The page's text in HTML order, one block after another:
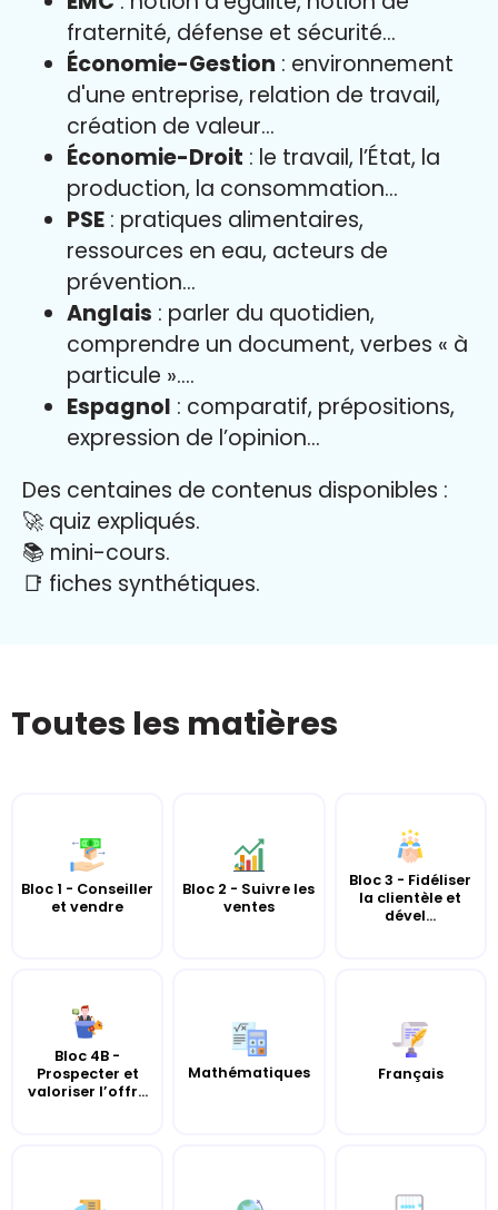
fraternité, défense et sécurité…
Économie-Gestion : environnement
d'une entreprise, relation de travail,
création de valeur…
Économie-Droit : le travail, l’État, la
production, la consommation…
PSE : pratiques alimentaires,
ressources en eau, acteurs de
prévention…
Anglais : parler du quotidien,
comprendre un document, verbes « à
particule »….
Espagnol : comparatif, prépositions,
expression de l’opinion…
Des centaines de contenus disponibles :
🚀 quiz expliqués.
📚 mini-cours.
📑 fiches synthétiques.
Toutes les matières
Bloc 1 - Conseiller
et vendre
Bloc 2 - Suivre les
ventes
Bloc 3 - Fidéliser
la clientèle et
dével...
Bloc 4B -
Prospecter et
valoriser l’offr...
Mathématiques Français